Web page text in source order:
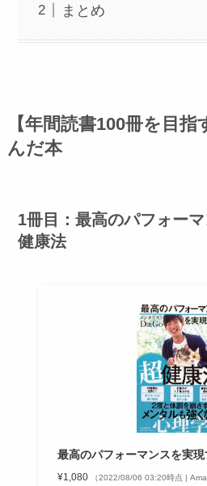
まとめ
【年間読書100冊を目
んだ本
1冊目：最高のパフォー
健康法
最高のパフォーマンスを実
¥1,080 （2022/08/06 03:20時点 |